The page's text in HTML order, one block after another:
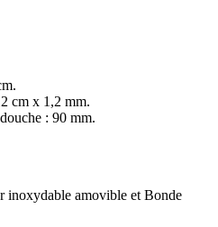
cm x 1,2 mm.
: 90 mm.
inoxydable amovible et Bonde